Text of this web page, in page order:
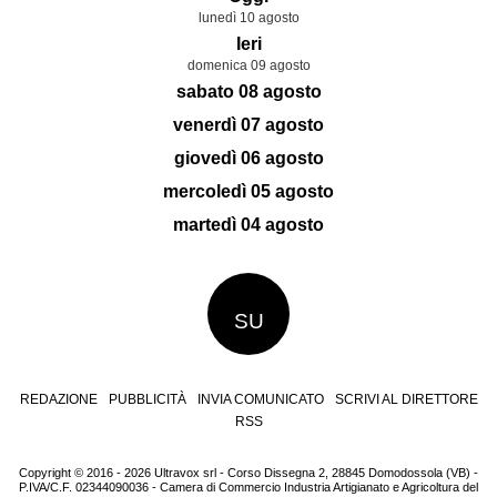
lunedì 10 agosto
Ieri
domenica 09 agosto
sabato 08 agosto
venerdì 07 agosto
giovedì 06 agosto
mercoledì 05 agosto
martedì 04 agosto
SU
REDAZIONE PUBBLICITÀ INVIA COMUNICATO
SCRIVI AL DIRETTORE
RSS
Copyright © 2016 - 2026 Ultravox srl - Corso Dissegna 2, 28845 Domodossola (VB) -
P.IVA/C.F. 02344090036 - Camera di Commercio Industria Artigianato e Agricoltura del